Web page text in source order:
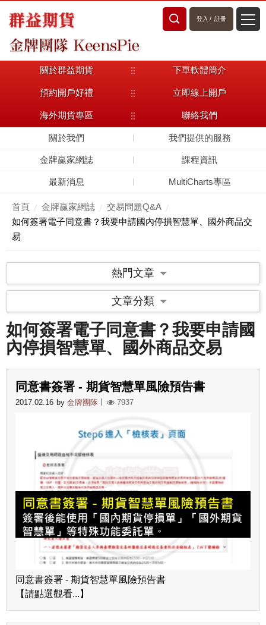
登入 / 註冊
關於群益期貨 下單軟體簡介
預約開戶好禮 立即線上開戶
海外期貨專區 聯絡我們
關於我們 我們提供的服務
金牌贏家網誌 課程資訊
最新消息 MultiCharts專區
首頁 金牌贏家網誌
交易問題Q&A
如何簽署電子同意書？我要申請國內停損智慧單、國外商品交
易
熱門文章
文章分類
如何簽署電子同意書？我要申請國
內停損智慧單、國外商品交易
同意書簽署 - 期貨智慧單風險預告書
2017.02.16 by 金牌團隊 7937
同意書簽署 - 期貨智慧單風險預告書
【請點選觀看...】